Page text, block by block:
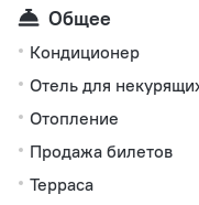
Общее
Кондиционер
Отель для
Отопление
Продажа билетов
Терраса